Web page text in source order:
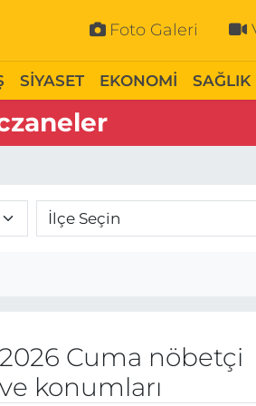
Foto Galeri
SİYASET EKONOMİ SAĞLIK
Cuma nöbetçi
konumları